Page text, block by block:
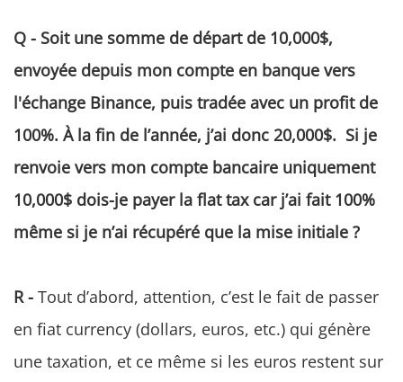
Q - Soit une somme de départ de 10,000$,
envoyée depuis mon compte en banque vers
l'échange Binance, puis tradée avec un profit de
100%. À la fin de l’année, j’ai donc 20,000$. Si je
renvoie vers mon compte bancaire uniquement
10,000$ dois-je payer la flat tax car j’ai fait 100%
même si je n’ai récupéré que la mise initiale ?
R - Tout d’abord, attention, c’est le fait de passer
en fiat currency (dollars, euros, etc.) qui génère
une taxation, et ce même si les euros restent sur